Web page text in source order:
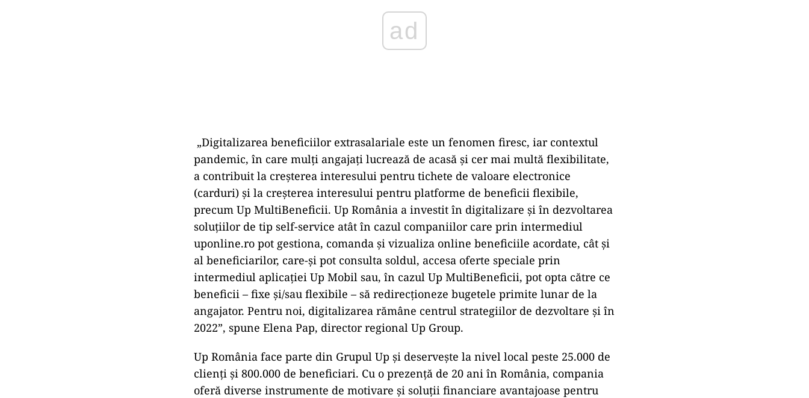
„Digitalizarea beneficiilor extrasalariale este un fenomen firesc, iar contextul
pandemic, în care mulți angajați lucrează de acasă și cer mai multă flexibilitate,
a contribuit la creșterea interesului pentru tichete de valoare electronice
(carduri) și la creșterea interesului pentru platforme de beneficii flexibile,
precum Up MultiBeneficii. Up România a investit în digitalizare și în dezvoltarea
soluțiilor de tip self-service atât în cazul companiilor care prin intermediul
uponline.ro pot gestiona, comanda și vizualiza online beneficiile acordate, cât și
al beneficiarilor, care-și pot consulta soldul, accesa oferte speciale prin
intermediul aplicației Up Mobil sau, în cazul Up MultiBeneficii, pot opta către ce
beneficii – fixe și/sau flexibile – să redirecționeze bugetele primite lunar de la
angajator. Pentru noi, digitalizarea rămâne centrul strategiilor de dezvoltare și în
2022”, spune Elena Pap, director regional Up Group.
Up România face parte din Grupul Up și deservește la nivel local peste 25.000 de
clienți și 800.000 de beneficiari. Cu o prezență de 20 ani în România, compania
oferă diverse instrumente de motivare și soluții financiare avantajoase pentru